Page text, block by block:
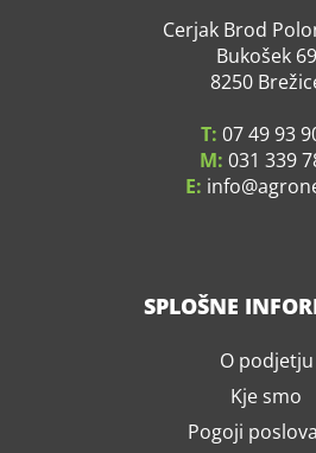
Cerjak Brod
Bukošek 69
8250
T: 07 49 93
M: 031 339
E: info
SPLOŠNE
O podjetju
Kje smo
Pogoji